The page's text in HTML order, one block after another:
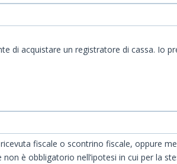
di acquistare un registratore di cassa. Io
fiscale o scontrino fiscale, oppure
è obbligatorio nell’ipotesi in cui per la